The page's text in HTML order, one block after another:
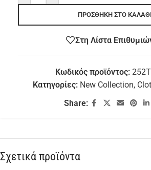
ΠΡΟΣΘΉΚΗ ΣΤΟ ΚΑΛΆΘΙ
Στη Λίστα
Κωδικός προϊόντος:
Κατηγορίες: New Collection,
Share:
Σχετικά προϊόντα